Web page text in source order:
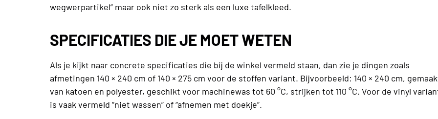
wegwerpartikel” maar ook niet zo sterk als een luxe tafelkleed.
SPECIFICATIES DIE JE MOET WETEN
Als je kijkt naar concrete specificaties die bij de winkel vermeld staan, dan zie je dingen zoals
afmetingen 140 × 240 cm of 140 × 275 cm voor de stoffen variant. Bijvoorbeeld: 140 × 240 cm,
van katoen en polyester, geschikt voor machinewas tot 60 °C, strijken tot 110 °C. Voor de vinyl
is vaak vermeld “niet wassen” of “afnemen met doekje”.